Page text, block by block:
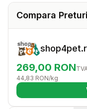
Compara Preturi
269,00 RON
44,83 RON/kg